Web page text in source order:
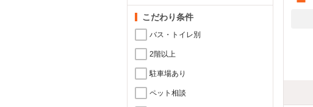
こだわり条件
バス・トイレ別
2階以上
駐車場あり
ペット相談